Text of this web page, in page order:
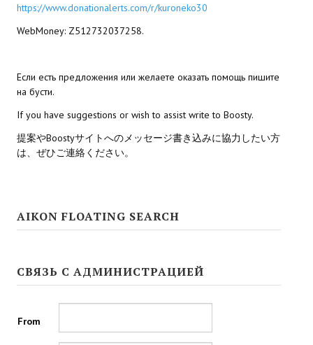
https://www.donationalerts.com/r/kuroneko30
WebMoney: Z512732037258.
Если есть предложения или желаете оказать помощь пишите
на бусти.
If you have suggestions or wish to assist write to Boosty.
提案やBoostyサイトへのメッセージ書き込みに協力したい方
は、ぜひご連絡ください。
AIKON FLOATING SEARCH
СВЯЗЬ С АДМИНИСТРАЦИЕЙ
From